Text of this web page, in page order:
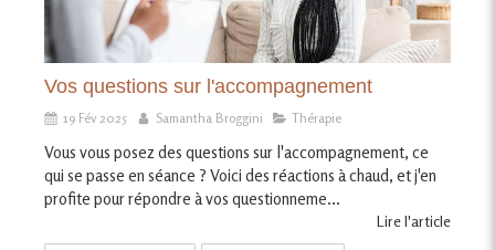
Vos questions sur l'accompagnement
19 Fév 2025 Samantha Broggini Thérapie
Vous vous posez des questions sur l'accompagnement, ce
qui se passe en séance ? Voici des réactions à chaud, et j'en
profite pour répondre à vos questionneme...
Lire l'article